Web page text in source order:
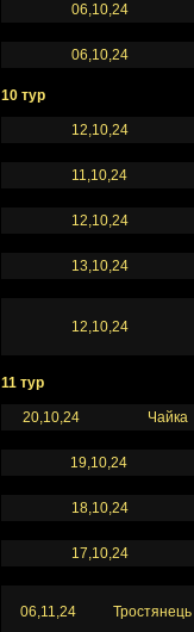
06,10,24
06,10,24
10 тур
12,10,24
11,10,24
12,10,24
13,10,24
12,10,24
11 тур
20,10,24 Чайка
19,10,24
18,10,24
17,10,24
06,11,24 Тростянець